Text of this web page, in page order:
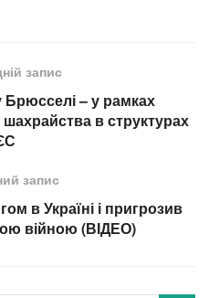
запис
– у рамках
шахрайства в структурах
запис
в Україні і пригрозив
війною (ВІДЕО)